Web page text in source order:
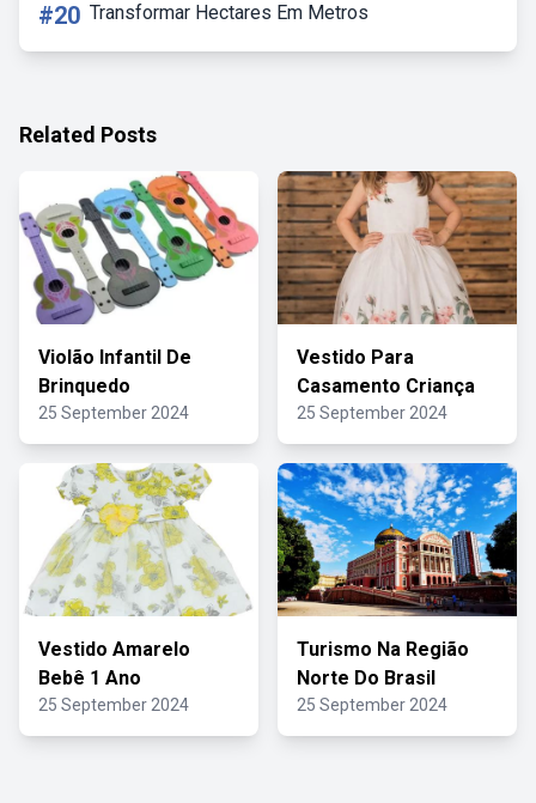
#20 Transformar Hectares Em Metros
Related Posts
Violão Infantil De
Brinquedo
25 September 2024
Vestido Para
Casamento Criança
25 September 2024
Vestido Amarelo
Bebê 1 Ano
25 September 2024
Turismo Na Região
Norte Do Brasil
25 September 2024